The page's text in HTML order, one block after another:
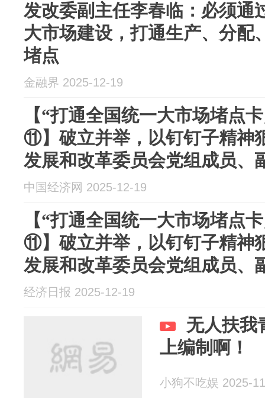
发改委副主任李春临：必须通
大市场建设，打通生产、分配
堵点
金融界 2025-12-19
【“打通全国统一大市场堵点
⑪】破立并举，以钉钉子精
发展和改革委员会党组成员、
中国经济网 2025-12-19
【“打通全国统一大市场堵点
⑪】破立并举，以钉钉子精
发展和改革委员会党组成员、
经济日报 2025-12-19
无人扶我
上编制啊！
小狗不吃娱 2025-